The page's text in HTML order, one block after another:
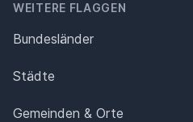
WEITERE FLAGGEN
Bundesländer
Städte
Gemeinden & Orte